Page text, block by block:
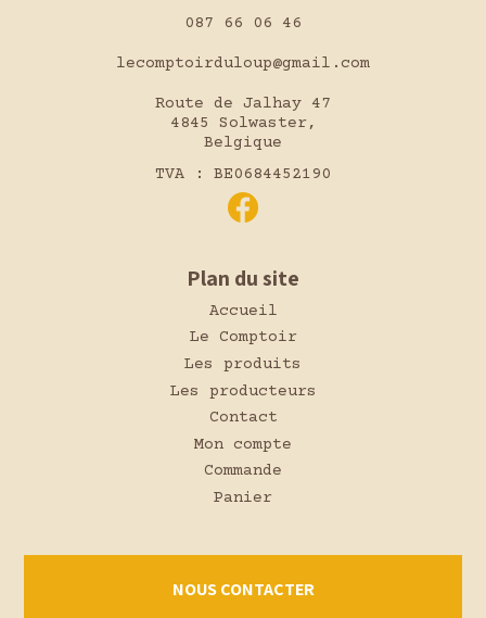
087 66 06 46
lecomptoirduloup@gmail.com
Route de Jalhay 47
4845 Solwaster,
Belgique
TVA : BE0684452190
Plan du site
Accueil
Le Comptoir
Les produits
Les producteurs
Contact
Mon compte
Commande
Panier
NOUS CONTACTER